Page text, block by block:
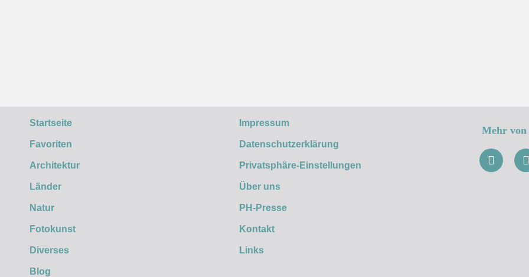
Startseite
Favoriten
Architektur
Länder
Natur
Fotokunst
Diverses
Blog
Impressum
Datenschutzerklärung
Privatsphäre-Einstellungen
Über uns
PH-Presse
Kontakt
Links
Mehr von